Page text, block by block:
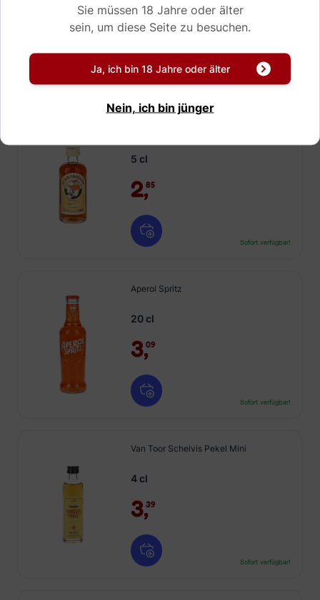
2, 65
Sofort verfügbar!
5 cl
2,85
Sofort verfügbar!
Aperol Spritz
20 cl
3,09
Sofort verfügbar!
Van Toor Schelvis Pekel Mini
4 cl
3,39
Sofort verfügbar!
Sie müssen 18 Jahre oder älter
sein, um diese Seite zu besuchen.
Ja, ich bin 18 Jahre oder älter
Nein, ich bin jünger